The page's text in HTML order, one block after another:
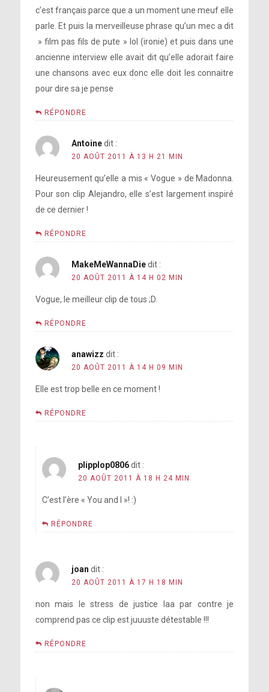
c’est français parce que a un moment une meuf elle
parle. Et puis la merveilleuse phrase qu’un mec a dit
» film pas fils de pute » lol (ironie) et puis dans une
ancienne interview elle avait dit qu’elle adorait faire
une chansons avec eux donc elle doit les connaitre
pour dire sa je pense
RÉPONDRE
Antoine dit :
20 AOÛT 2011 À 13 H 21 MIN
Heureusement qu’elle a mis « Vogue » de Madonna.
Pour son clip Alejandro, elle s’est largement inspiré
de ce dernier !
RÉPONDRE
MakeMeWannaDie dit :
20 AOÛT 2011 À 14 H 02 MIN
Vogue, le meilleur clip de tous ;D.
RÉPONDRE
anawizz dit :
20 AOÛT 2011 À 14 H 09 MIN
Elle est trop belle en ce moment !
RÉPONDRE
plipplop0806 dit :
20 AOÛT 2011 À 18 H 24 MIN
C’est l’ère « You and I »! :)
RÉPONDRE
joan dit :
20 AOÛT 2011 À 17 H 18 MIN
non mais le stress de justice laa par contre je
comprend pas ce clip est juuuste détestable !!!
RÉPONDRE